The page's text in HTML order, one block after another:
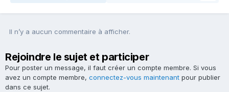
Il n’y a aucun commentaire à afficher.
Rejoindre le sujet et participer
Pour poster un message, il faut créer un compte membre. Si vous
avez un compte membre, connectez-vous maintenant pour publier
dans ce sujet.